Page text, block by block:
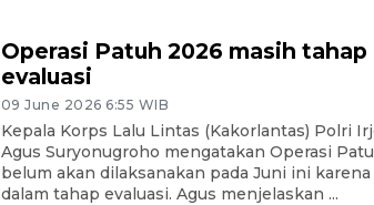
Operasi Patuh 2026 masih tahap
evaluasi
09 June 2026 6:55 WIB
Kepala Korps Lalu Lintas (Kakorlantas) Polri
Agus Suryonugroho mengatakan Operasi
belum akan dilaksanakan pada Juni ini
dalam tahap evaluasi. Agus menjelaskan ...